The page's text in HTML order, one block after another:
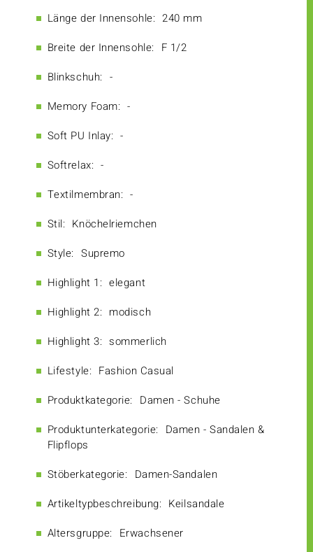
Länge der Innensohle: 240 mm
Breite der Innensohle: F 1/2
Blinkschuh: -
Memory Foam: -
Soft PU Inlay: -
Softrelax: -
Textilmembran: -
Stil: Knöchelriemchen
Style: Supremo
Highlight 1: elegant
Highlight 2: modisch
Highlight 3: sommerlich
Lifestyle: Fashion Casual
Produktkategorie: Damen - Schuhe
Produktunterkategorie: Damen - Sandalen &
Flipflops
Stöberkategorie: Damen-Sandalen
Artikeltypbeschreibung: Keilsandale
Altersgruppe: Erwachsener